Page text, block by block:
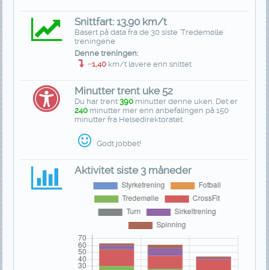
Snittfart: 13,90 km/t
Basert på data fra de 30 siste 'Tredemølle'
treningene
Denne treningen:
−1,40 km/t lavere enn snittet
Minutter trent uke 52
Du har trent390 minutter denne uken. Det er
240 minutter mer enn anbefalingen på 150
minutter fra Helsedirektoratet.
Godt jobbet!
Aktivitet siste 3 måneder